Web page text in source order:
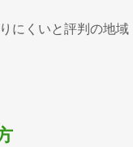
にくいと評判の地域